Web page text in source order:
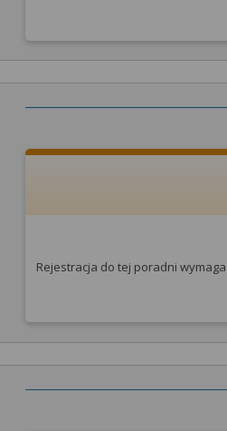
Rejestracja do tej poradni